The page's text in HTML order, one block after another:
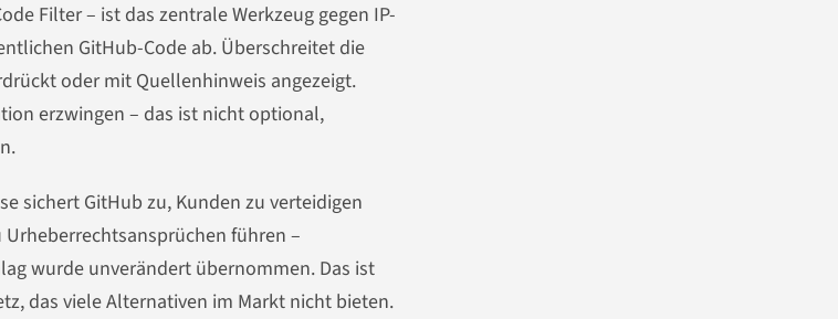
Filter – ist das zentrale Werkzeug gegen IP-
GitHub-Code ab. Überschreitet die
oder mit Quellenhinweis angezeigt.
erzwingen – das ist nicht optional,
sichert GitHub zu, Kunden zu verteidigen
führen –
wurde unverändert übernommen. Das ist
das viele Alternativen im Markt nicht bieten.